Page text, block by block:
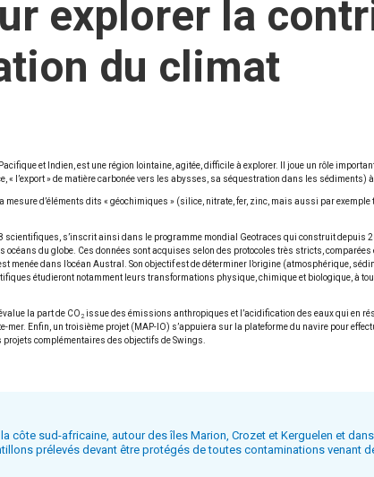
explorer la
du climat
et Indien, est une région lointaine, agitée, difficile à explorer. Il joue un rôle
« l’export » de matière carbonée vers les abysses, sa séquestration dans les sédiments)
d’éléments dits « géochimiques » (silice, nitrate, fer, zinc, mais aussi par
scientifiques, s’inscrit ainsi dans le programme mondial Geotraces qui construit
du globe. Ces données sont acquises selon des protocoles très stricts,
menée dans l’océan Austral. Son objectif est de déterminer l’origine (atmosphérique,
étudieront notamment leurs transformations physique, chimique et biologique, à
la part de CO 2 issue des émissions anthropiques et l’acidification des eaux qui en
mer. Enfin, un troisième projet (MAP-IO) s’appuiera sur la plateforme du navire pour
complémentaires des objectifs de Swings.
côte sud-africaine, autour des îles Marion, Crozet et Kerguelen et
prélevés devant être protégés de toutes contaminations venant